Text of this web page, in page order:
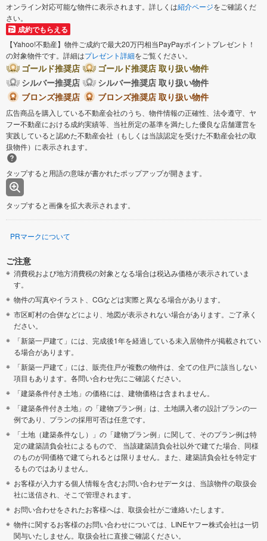
オンライン対応可能な物件に表示されます。詳しくは紹介ページをご確認くだ
さい。
成約でもらえる
【Yahoo!不動産】物件ご成約で最大20万円相当PayPayポイントプレゼント！
の対象物件です。詳細はプレゼント詳細をご覧ください。
ゴールド推奨店
ゴールド推奨店 取り扱い物件
シルバー推奨店
シルバー推奨店 取り扱い物件
ブロンズ推奨店
ブロンズ推奨店 取り扱い物件
広告商品を購入している不動産会社のうち、物件情報の正確性、法令遵守、ヤ
フー不動産における成約実績等、当社所定の基準を満たした優良な店舗運営を
実践していると認めた不動産会社（もしくは当該認定を受けた不動産会社の取
扱物件）に表示されます。
タップすると用語の意味が書かれたポップアップが開きます。
タップすると画像を拡大表示されます。
PRマークについて
ご注意
消費税および地方消費税の対象となる場合は税込み価格が表示されていま
す。
物件の写真やイラスト、CGなどは実際と異なる場合があります。
市区町村の合併などにより、地図が表示されない場合があります。ご了承く
ださい。
「新築一戸建て」には、完成後1年を経過している未入居物件が掲載されてい
る場合があります。
「新築一戸建て」には、販売住戸が複数の物件は、全ての住戸に該当しない
項目もあります。各問い合わせ先にご確認ください。
「建築条件付き土地」の価格には、建物価格は含まれません。
「建築条件付き土地」の「建物プラン例」は、土地購入者の設計プランの一
例であり、プランの採用可否は任意です。
「土地（建築条件なし）」の「建物プラン例」に関して、そのプラン例は特
定の建築請負会社によるもので、 当該建築請負会社以外で建てた場合、同様
のものが同価格で建てられるとは限りません。また、建築請負会社を特定す
るものではありません。
お客様が入力する個人情報を含むお問い合わせデータは、当該物件の取扱会
社に送信され、そこで管理されます。
お問い合わせをされたお客様へは、取扱会社がご連絡いたします。
物件に関するお客様のお問い合わせについては、LINEヤフー株式会社は一切
関与いたしません。取扱会社に直接ご確認ください。